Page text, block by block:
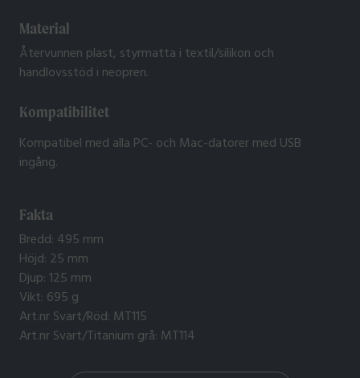
Material
Återvunnen plast, styrmatta i textil/silikon och
handlovsstöd i neopren.
Kompatibilitet
Kompatibel med alla PC- och Mac-datorer med USB
ingång.
Fakta
Bredd: 495 mm
Höjd: 25 mm
Djup: 125 mm
Vikt: 695 g
Art.nr Svart/Röd: MT115
Art.nr Svart/Titanium grå: MT114